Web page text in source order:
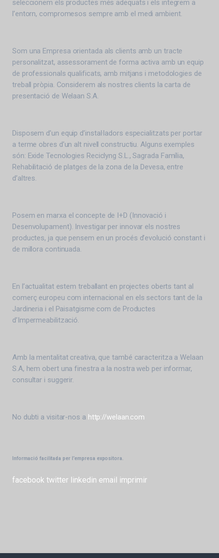
seleccionem els productes més adequats i els integrem a
l’entorn, compromesos sempre amb el medi ambient.
Som una Empresa orientada als clients amb un tracte
personalitzat, assessorament de forma activa amb un equip
de professionals qualificats, amb mitjans i metodologies de
treball pròpia. Considerem als nostres clients la carta de
presentació de Welaan S.A.
Disposem d’un equip d’instal·ladors especialitzats per portar
a terme obres d’un alt nivell constructiu. Alguns exemples
són: Exide Tecnologies Reciclyng S.L., Sagrada Família,
Rehabilitació de platges de la zona de la Devesa, entre
d’altres.
Posem en marxa el concepte de I+D (Innovació i
Desenvolupament). Investigar per innovar els nostres
productes, ja que pensem en un procés d’evolució constant i
de millora continuada.
En l’actualitat estem treballant en projectes oberts tant al
comerç europeu com internacional en els sectors tant de la
Jardineria i el Paisatgisme com de Productes
d’Impermeabilització.
Amb la mentalitat creativa, que també caracteritza a Welaan
S.A, hem obert una finestra a la nostra web per informar,
consultar i suggerir.
No dubti a visitar-nos a http://welaan.com
Informació facilitada per l’empresa expositora.
facebook twitter linkedin email imprimir